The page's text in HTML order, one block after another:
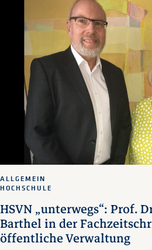
HSVN „unterwegs“: Prof.
Barthel in der
öffentliche Verwaltung
ALLGEMEIN
HOCHSCHULE